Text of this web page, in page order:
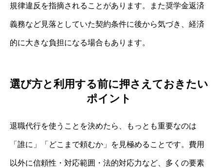
規律違反を指摘されることがあります。また奨学金返済
義務など見落としていた契約条件に後から気づき、経済
的に大きな負担になる場合もあります。
選び方と利用する前に押さえておきたい
ポイント
退職代行を使うことを決めたら、もっとも重要なのは
「誰に」「どこまで頼むか」を見極めることです。費用
以外に信頼性・対応範囲・法的対応力など、多くの要素